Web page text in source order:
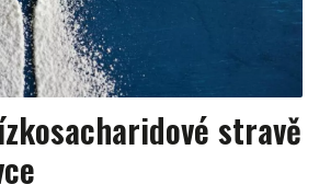
stravě